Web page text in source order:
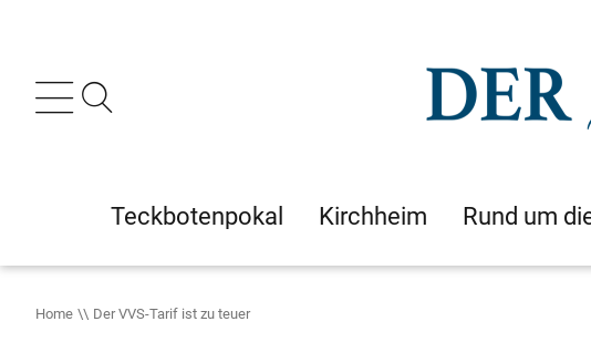
Teckbotenpokal Kirchheim Rund um
Home Der VVS-Tarif ist zu teuer